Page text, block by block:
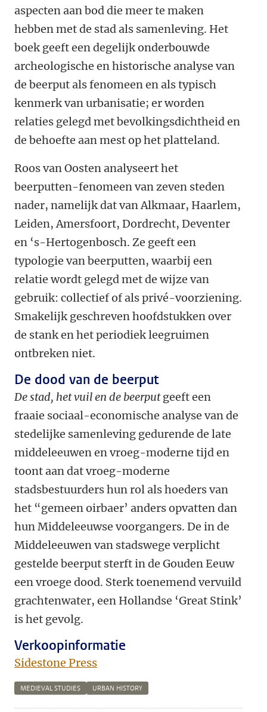
aspecten aan bod die meer te maken
hebben met de stad als samenleving. Het
boek geeft een degelijk onderbouwde
archeologische en historische analyse van
de beerput als fenomeen en als typisch
kenmerk van urbanisatie; er worden
relaties gelegd met bevolkingsdichtheid en
de behoefte aan mest op het platteland.
Roos van Oosten analyseert het
beerputten-fenomeen van zeven steden
nader, namelijk dat van Alkmaar, Haarlem,
Leiden, Amersfoort, Dordrecht, Deventer
en ‘s-Hertogenbosch. Ze geeft een
typologie van beerputten, waarbij een
relatie wordt gelegd met de wijze van
gebruik: collectief of als privé-voorziening.
Smakelijk geschreven hoofdstukken over
de stank en het periodiek leegruimen
ontbreken niet.
De dood van de beerput
De stad, het vuil en de beerputgeeft een
fraaie sociaal-economische analyse van de
stedelijke samenleving gedurende de late
middeleeuwen en vroeg-moderne tijd en
toont aan dat vroeg-moderne
stadsbestuurders hun rol als hoeders van
het “gemeen oirbaer’ anders opvatten dan
hun Middeleeuwse voorgangers. De in de
Middeleeuwen van stadswege verplicht
gestelde beerput sterft in de Gouden Eeuw
een vroege dood. Sterk toenemend vervuild
grachtenwater, een Hollandse ‘Great Stink’
is het gevolg.
Verkoopinformatie
Sidestone Press
MEDIEVAL STUDIES URBAN HISTORY